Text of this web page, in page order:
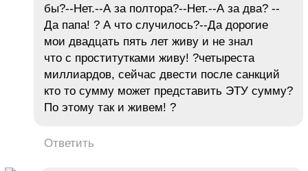
бы?--Нет.--А за полтора?--Нет.--А за два? --
Да папа! ? А что случилось?--Да дорогие
мои двадцать пять лет живу и не знал
что с проститутками живу! ?четыреста
миллиардов, сейчас двести после санкций
кто то сумму может представить ЭТУ сумму?
По этому так и живем! ?
Ответить